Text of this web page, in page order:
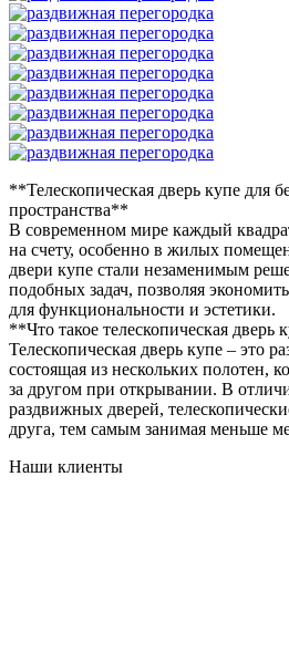
**Телескопическая дверь купе для
пространства**
В современном мире каждый
на счету, особенно в жилых
двери купе стали незаменимым
подобных задач, позволяя
для функциональности и эстетики.
**Что такое телескопическая дверь
Телескопическая дверь купе – это
состоящая из нескольких полотен,
за другом при открывании. В
раздвижных дверей,
друга, тем самым занимая меньше
Наши клиенты